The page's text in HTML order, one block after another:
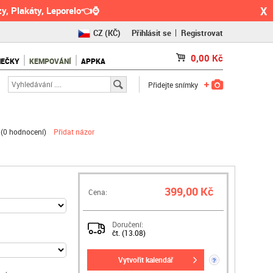
Plakáty, Leporelo👈⌚ X
CZ(KČ)
RO(RON)
Přihlásit se Registrovat
KEMPOVÁNÍ APPKA 0,00 Kč
Přidejte snímky
0 hodnocení) Přidat názor
Cena: 399,00 Kč
Doručení:
čt. (13.08)
vytvořit kalendář ?